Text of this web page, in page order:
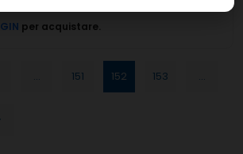
per acquistare.
... 151 152 153 ...